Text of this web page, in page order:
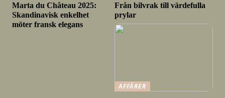
Marta du Château 2025:
Skandinavisk enkelhet
möter fransk elegans
Från bilvrak till värdefulla
prylar
AFFÄRER